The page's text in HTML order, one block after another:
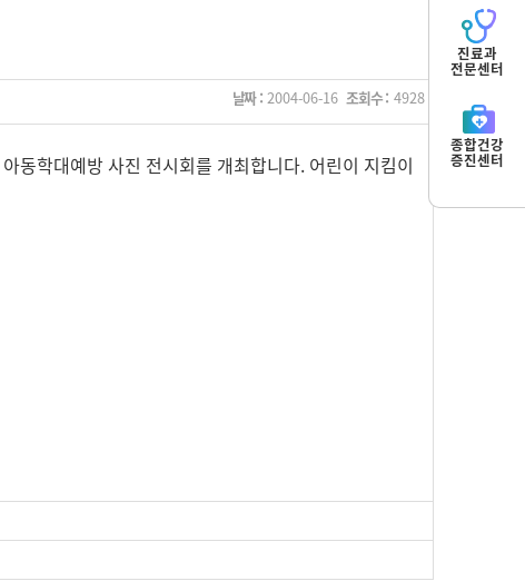
날짜 : 2004-06-16 조회수 : 4928
동학대예방 사진 전시회를 개최합니다. 어린이 지킴이
진료과
전문센터
종합건강
증진센터